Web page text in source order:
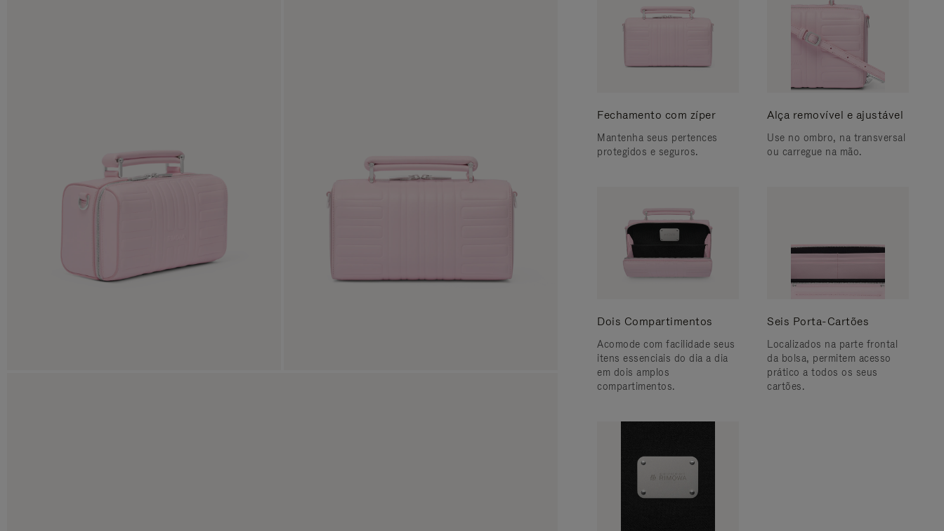
Fechamento com zíper
Mantenha seus pertences
protegidos e seguros.
Alça removível e ajustável
Use no ombro, na transversal
ou carregue na mão.
Dois Compartimentos
Acomode com facilidade seus
itens essenciais do dia a dia
em dois amplos
compartimentos.
Seis Porta-Cartões
Localizados na parte frontal
da bolsa, permitem acesso
prático a todos os seus
cartões.